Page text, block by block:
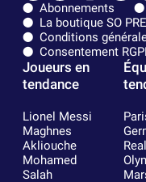
Abonnements
La boutique SO
Conditions
Consentement
Joueurs en
tendance
Lionel Messi
Maghnes
Akliouche
Mohamed
Salah